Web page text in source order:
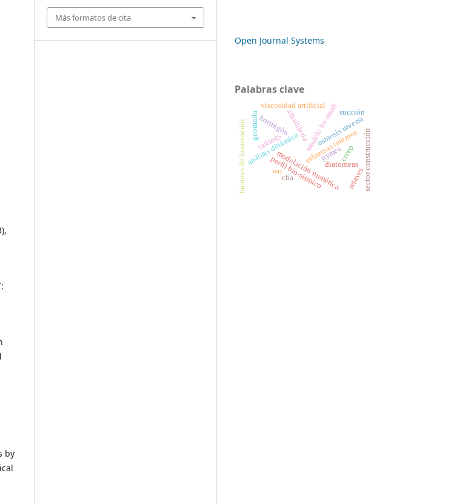
by
Más formatos de cita
Open Journal Systems
Palabras clave
modelación numérica
análisis dinámicomodelo hs-small
esfuerzos internos
perfil bio-sísmico
factores de innovación sector construcción
pymes
albañilería osmosis inversa
hormigón
wrc
cba
geomalla
viscosidad artificial
diatomeas
creep
succión
relaves
tailings